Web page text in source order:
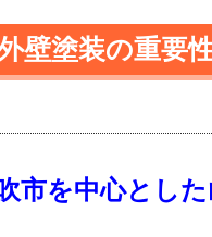
壁塗装の重要性
市を中心とした